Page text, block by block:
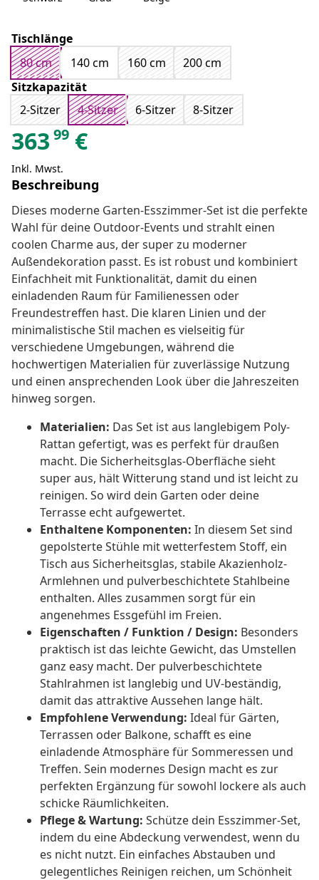
Tischlänge
80 cm
140 cm 160 cm
200 cm
Sitzkapazität
2-Sitzer
4-Sitzer 6-Sitzer 8-Sitzer
363 99 €
Inkl. Mwst.
Beschreibung
Dieses moderne Garten-Esszimmer-Set ist die perfekte
Wahl für deine Outdoor-Events und strahlt einen
coolen Charme aus, der super zu moderner
Außendekoration passt. Es ist robust und kombiniert
Einfachheit mit Funktionalität, damit du einen
einladenden Raum für Familienessen oder
Freundestreffen hast. Die klaren Linien und der
minimalistische Stil machen es vielseitig für
verschiedene Umgebungen, während die
hochwertigen Materialien für zuverlässige Nutzung
und einen ansprechenden Look über die Jahreszeiten
hinweg sorgen.
Materialien: Das Set ist aus langlebigem Poly-
Rattan gefertigt, was es perfekt für draußen
macht. Die Sicherheitsglas-Oberfläche sieht
super aus, hält Witterung stand und ist leicht zu
reinigen. So wird dein Garten oder deine
Terrasse echt aufgewertet.
Enthaltene Komponenten: In diesem Set sind
gepolsterte Stühle mit wetterfestem Stoff, ein
Tisch aus Sicherheitsglas, stabile Akazienholz-
Armlehnen und pulverbeschichtete Stahlbeine
enthalten. Alles zusammen sorgt für ein
angenehmes Essgefühl im Freien.
Eigenschaften / Funktion / Design: Besonders
praktisch ist das leichte Gewicht, das Umstellen
ganz easy macht. Der pulverbeschichtete
Stahlrahmen ist langlebig und UV-beständig,
damit das attraktive Aussehen lange hält.
Empfohlene Verwendung: Ideal für Gärten,
Terrassen oder Balkone, schafft es eine
einladende Atmosphäre für Sommeressen und
Treffen. Sein modernes Design macht es zur
perfekten Ergänzung für sowohl lockere als auch
schicke Räumlichkeiten.
Pflege & Wartung: Schütze dein Esszimmer-Set,
indem du eine Abdeckung verwendest, wenn du
es nicht nutzt. Ein einfaches Abstauben und
gelegentliches Reinigen reichen, um Schönheit